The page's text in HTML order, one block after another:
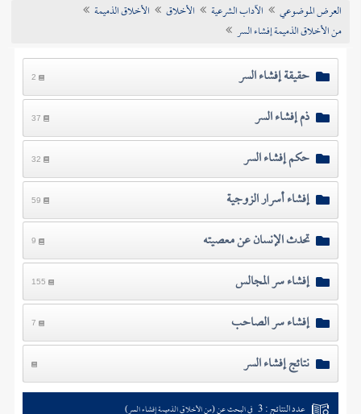
تراجم الأعلام
العرض الموضوعي الآداب الشرعية الأخلاق
الأخلاق الذميمة
من الأخلاق الذميمة إفشاء السر
حقيقة إفشاء السر 2
ذم إفشاء السر 37
حكم إفشاء السر 32
إفشاء أسرار الزوجية 59
تحدث الإنسان عن معصيته 9
إفشاء سر المجالس 155
إفشاء سر الصاحب 7
نتائج إفشاء السر
عدد النتائج : 3 في البحث عن (من الأخلاق الذميمة إفشاء السر)